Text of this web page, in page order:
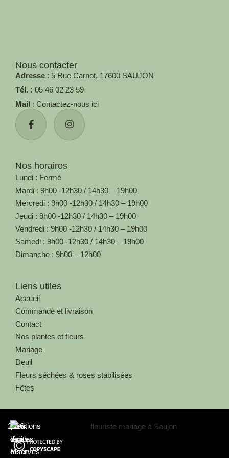
Nous contacter
Adresse : 5 Rue Carnot, 17600 SAUJON
Tél. : 05 46 02 23 59
Mail : Contactez-nous ici
Nos horaires
Lundi : Fermé
Mardi : 9h00 -12h30 / 14h30 – 19h00
Mercredi : 9h00 -12h30 / 14h30 – 19h00
Jeudi : 9h00 -12h30 / 14h30 – 19h00
Vendredi : 9h00 -12h30 / 14h30 – 19h00
Samedi : 9h00 -12h30 / 14h30 – 19h00
Dimanche : 9h00 – 12h00
Liens utiles
Accueil
Commande et livraison
Contact
Nos plantes et fleurs
Mariage
Deuil
Fleurs séchées & roses stabilisées
Fêtes
Au
coin
Fleuri
2026
|Mentions
légales
et
|Tous
droits
réservés
|